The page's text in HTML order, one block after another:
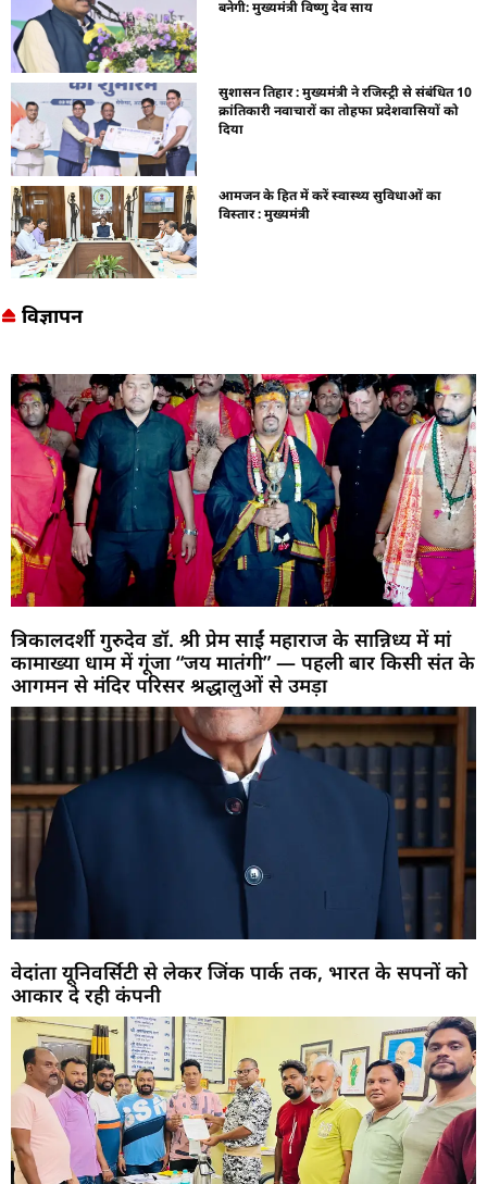
बनेगी: मुख्यमंत्री विष्णु देव साय
सुशासन तिहार : मुख्यमंत्री ने रजिस्ट्री से संबंधित 10
क्रांतिकारी नवाचारों का तोहफा प्रदेशवासियों को
दिया
आमजन के हित में करें स्वास्थ्य सुविधाओं का
विस्तार : मुख्यमंत्री
विज्ञापन
त्रिकालदर्शी गुरुदेव डॉ. श्री प्रेम साईं महाराज के सान्निध्य में मां
कामाख्या धाम में गूंजा “जय मातंगी” — पहली बार किसी संत के
आगमन से मंदिर परिसर श्रद्धालुओं से उमड़ा
वेदांता यूनिवर्सिटी से लेकर जिंक पार्क तक, भारत के सपनों को
आकार दे रही कंपनी